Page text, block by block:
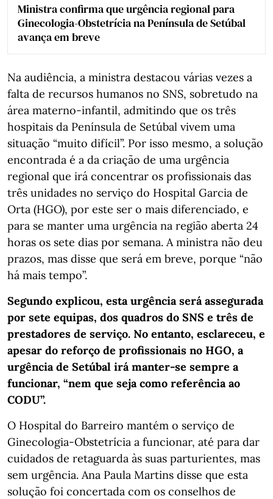
Ministra confirma que urgência regional para
Ginecologia-Obstetrícia na Península de Setúbal
avança em breve
Na audiência, a ministra destacou várias vezes a
falta de recursos humanos no SNS, sobretudo na
área materno-infantil, admitindo que os três
hospitais da Península de Setúbal vivem uma
situação “muito difícil”. Por isso mesmo, a solução
encontrada é a da criação de uma urgência
regional que irá concentrar os profissionais das
três unidades no serviço do Hospital Garcia de
Orta (HGO), por este ser o mais diferenciado, e
para se manter uma urgência na região aberta 24
horas os sete dias por semana. A ministra não deu
prazos, mas disse que será em breve, porque “não
há mais tempo”.
Segundo explicou, esta urgência será assegurada
por sete equipas, dos quadros do SNS e três de
prestadores de serviço. No entanto, esclareceu, e
apesar do reforço de profissionais no HGO, a
urgência de Setúbal irá manter-se sempre a
funcionar, “nem que seja como referência ao
CODU”.
O Hospital do Barreiro mantém o serviço de
Ginecologia-Obstetrícia a funcionar, até para dar
cuidados de retaguarda às suas parturientes, mas
sem urgência. Ana Paula Martins disse que esta
solução foi concertada com os conselhos de